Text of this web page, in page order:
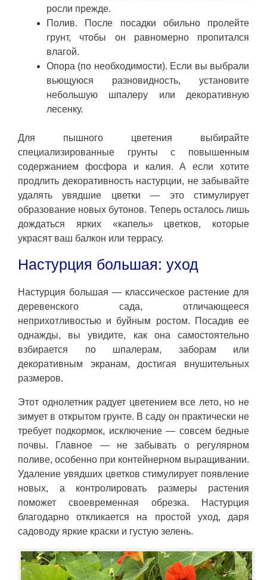
росли прежде.
Полив. После посадки обильно пролейте
грунт, чтобы он равномерно пропитался
влагой.
Опора (по необходимости). Если вы выбрали
вьющуюся разновидность, установите
небольшую шпалеру или декоративную
лесенку.
Для пышного цветения выбирайте
специализированные грунты с повышенным
содержанием фосфора и калия. А если хотите
продлить декоративность настурции, не забывайте
удалять увядшие цветки — это стимулирует
образование новых бутонов. Теперь осталось лишь
дождаться ярких «капель» цветков, которые
украсят ваш балкон или террасу.
Настурция большая: уход
Настурция большая — классическое растение для
деревенского сада, отличающееся
неприхотливостью и буйным ростом. Посадив ее
однажды, вы увидите, как она самостоятельно
взбирается по шпалерам, заборам или
декоративным экранам, достигая внушительных
размеров.
Этот однолетник радует цветением все лето, но не
зимует в открытом грунте. В саду он практически не
требует подкормок, исключение — совсем бедные
почвы. Главное — не забывать о регулярном
поливе, особенно при контейнерном выращивании.
Удаление увядших цветков стимулирует появление
новых, а контролировать размеры растения
поможет своевременная обрезка. Настурция
благодарно откликается на простой уход, даря
садоводу яркие краски и густую зелень.